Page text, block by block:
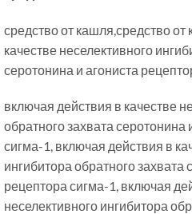
средство от кашля,средство
качестве неселективного
серотонина и агониста
включая действия в качестве
обратного захвата серотонина
сигма-1, включая действия в
ингибитора обратного захвата
рецептора сигма-1, включая
неселективного ингибитора